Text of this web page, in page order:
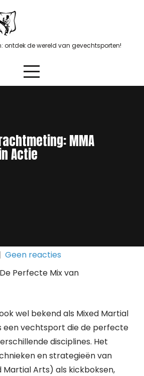
ontdek de wereld van gevechtsporten!
MMA
Actie
Geen reacties
Perfecte Mix van
wel bekend als Mixed Martial
een vechtsport die de perfecte
disciplines. Het
en strategieën van
Martial Arts) als kickboksen,